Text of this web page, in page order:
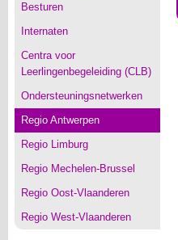
Besturen
Internaten
Centra voor
Leerlingenbegeleiding (CLB)
Ondersteuningsnetwerken
Regio Antwerpen
Regio Limburg
Regio Mechelen-Brussel
Regio Oost-Vlaanderen
Regio West-Vlaanderen